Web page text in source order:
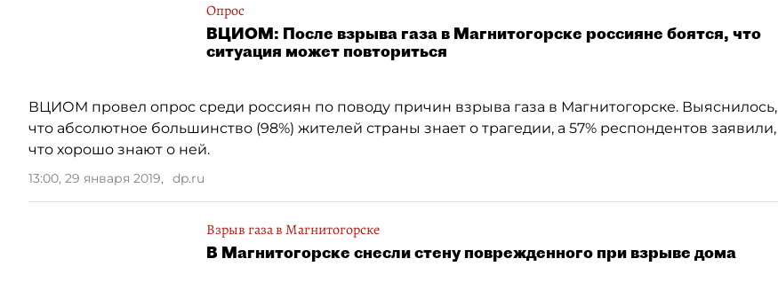
Опрос
ВЦИОМ: После взрыва газа в Магнитогорске россияне боятся, что
ситуация может повториться
ВЦИОМ провел опрос среди россиян по поводу причин взрыва газа в Магнитогорске. Выяснилось,
что абсолютное большинство (98%) жителей страны знает о трагедии, а 57% респондентов заявили,
что хорошо знают о ней.
13:00, 29 января 2019, dp.ru
Взрыв газа в Магнитогорске
В Магнитогорске снесли стену поврежденного при взрыве дома